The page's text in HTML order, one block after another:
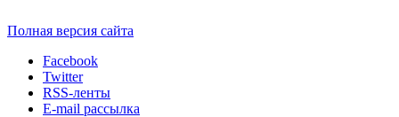
Полная версия сайта
Facebook
Twitter
RSS-ленты
E-mail рассылка